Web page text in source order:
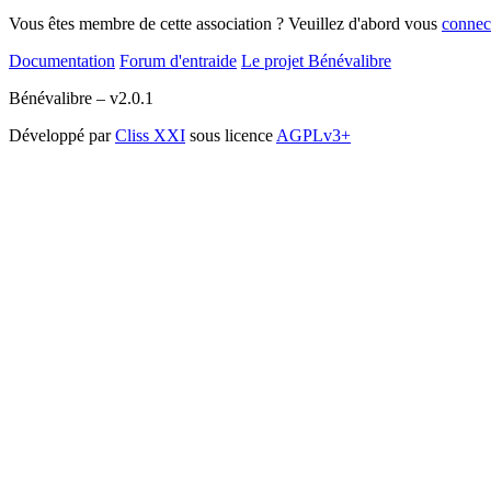
Vous êtes membre de cette association ? Veuillez d'abord vous
Documentation Forum d'entraide Le projet Bénévalibre
Bénévalibre – v2.0.1
Développé parCliss XXI sous licence AGPLv3+